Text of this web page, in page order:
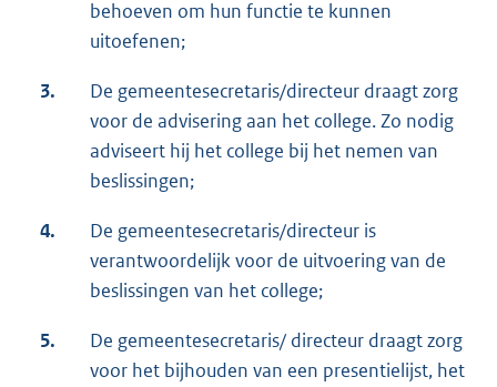
behoeven om hun functie te kunnen
uitoefenen;
3.
De gemeentesecretaris/directeur draagt zorg
voor de advisering aan het college. Zo nodig
adviseert hij het college bij het nemen van
beslissingen;
4.
De gemeentesecretaris/directeur is
verantwoordelijk voor de uitvoering van de
beslissingen van het college;
5.
De gemeentesecretaris/ directeur draagt zorg
voor het bijhouden van een presentielijst, het